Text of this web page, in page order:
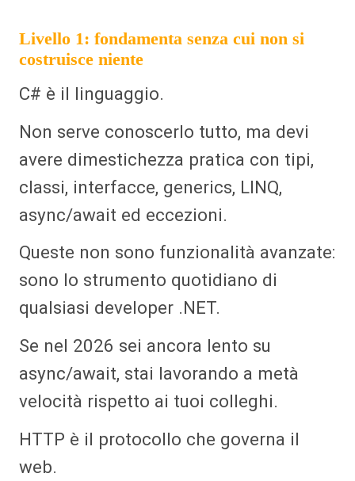
Livello 1: fondamenta senza cui non si
costruisce niente
C# è il linguaggio.
Non serve conoscerlo tutto, ma devi
avere dimestichezza pratica con tipi,
classi, interfacce, generics, LINQ,
async/await ed eccezioni.
Queste non sono funzionalità avanzate:
sono lo strumento quotidiano di
qualsiasi developer .NET.
Se nel 2026 sei ancora lento su
async/await, stai lavorando a metà
velocità rispetto ai tuoi colleghi.
HTTP è il protocollo che governa il
web.